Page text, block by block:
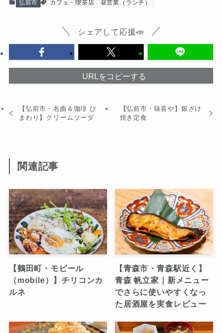
弘前市 カフェ・喫茶店 昼営業（ランチ）
シェアして応援📣
URLをコピーする
【弘前市・名曲＆珈琲 ひ
まわり】クリームソーダ
【弘前市・味喜や】銀ざけ
焼き定食
関連記事
【鶴田町・モビール
（mobile）】チリコンカ
ルネ
【青森市・青森駅近く】
青森 帆立家｜新メニュー
でさらに使いやすくなっ
た居酒屋を実食レビュー